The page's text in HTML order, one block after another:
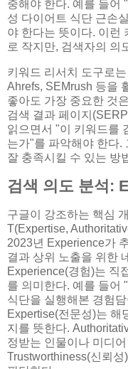
중해야 한다. 예를 들어
성 다이어트 식단 근손
야 한다는 뜻이다. 이런
로 작지만, 검색자의 의
키워드 리서치 도구로
Ahrefs, SEMrush 등을
좋아도 가장 중요한 것
검색 결과 페이지
읽으면서 "이 키워드를
는가"를 파악해야 한다.
잘 충족시킬 수 있는 방
검색 의도 분석:
구글이 강조하는 핵심
T(Expertise,
2023년 Experience가
결과 상위 노출을 위한
Experience(경험)는 직
를 의미한다. 예를 들어
식단을 실행해본 경험
Expertise(전문성)는 해
지를 뜻한다.
정받는 인물이나 미디
Trustworthiness(신뢰